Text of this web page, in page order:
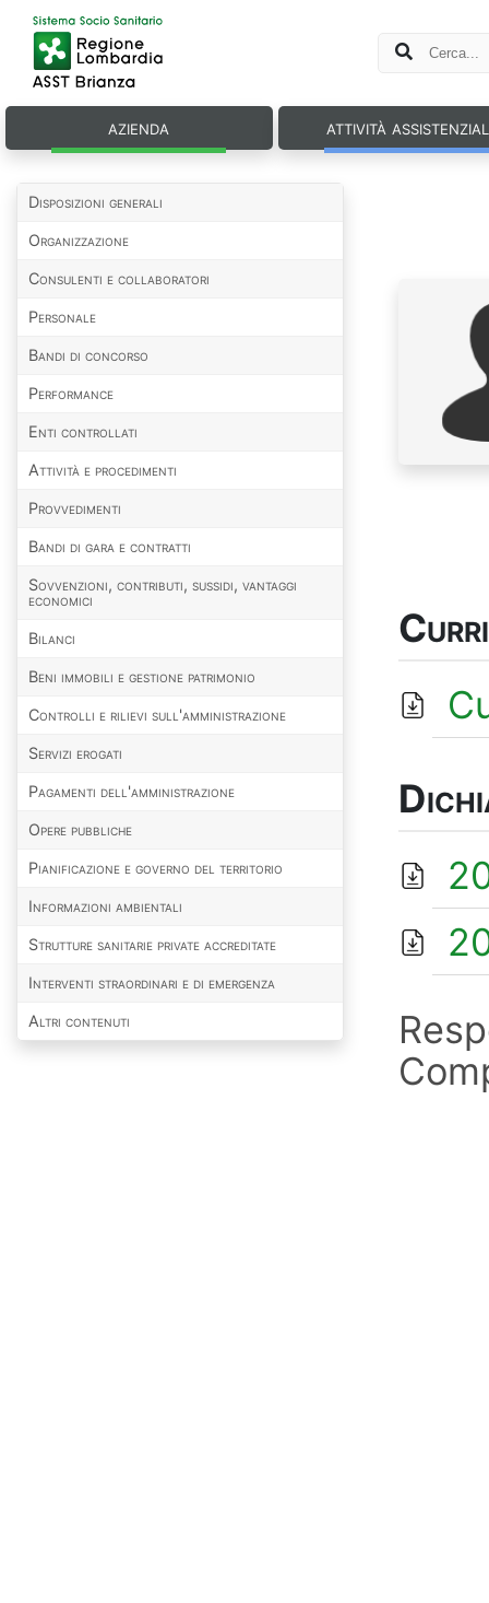
azienda attività
Disposizioni generali
Organizzazione
Consulenti e collaboratori
Personale
Bandi di concorso
Performance
Enti controllati
Attività e procedimenti
Provvedimenti
Bandi di gara e contratti
Sovvenzioni, contributi, sussidi, vantaggi
economici
Bilanci
Beni immobili e gestione patrimonio
Controlli e rilievi sull'amministrazione
Servizi erogati
Pagamenti dell'amministrazione
Opere pubbliche
Pianificazione e governo del territorio
Informazioni ambientali
Strutture sanitarie private accreditate
Interventi straordinari e di emergenza
Altri contenuti